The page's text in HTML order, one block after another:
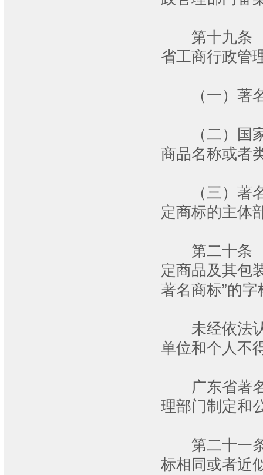
第十九条 有
省工商行政管
（一）著名
（二）国家
商品名称或者
（三）著名
定商标的主体
第二十条 著
定商品及其包
著名商标”的
未经依法认
单位和个人不
广东省著名
理部门制定和
第二十一条
标相同或者近